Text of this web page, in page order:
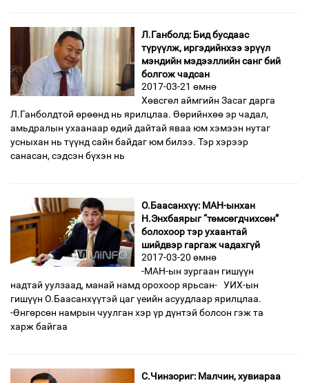
Л.Ганболд: Бид бусдаас
түрүүлж, иргэдийнхээ эрүүл
мэндийн мэдээллийн санг бий
болгож чадсан
2017-03-21 өмнө
Хөвсгөл аймгийн Засаг дарга
Л.Ганболдтой өрөөнд нь ярилцлаа. Өөрийнхөө эр чадал,
амьдралын ухаанаар өдий дайтай яваа юм хэмээн нутаг
усныхан нь түүнд сайн байдаг юм билээ. Тэр хэрээр
санасан, сэдсэн бүхэн нь
О.Баасанхүү: МАН-ынхан
Н.Энхбаярыг “төмсөгдчихсөн”
болохоор тэр ухаантай
шийдвэр гаргаж чадахгүй
2017-03-20 өмнө
-МАН-ын зургаан гишүүн
надтай уулзаад, манай намд орохоор ярьсан- УИХ-ын
гишүүн О.Баасанхүүтэй цаг үеийн асуудлаар ярилцлаа.
-Өнгөрсөн намрын чуулган хэр үр дүнтэй болсон гэж та
харж байгаа
С.Чинзориг: Малчин, хувиараа